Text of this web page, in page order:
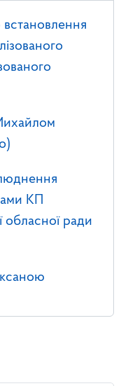
КП
обласної ради